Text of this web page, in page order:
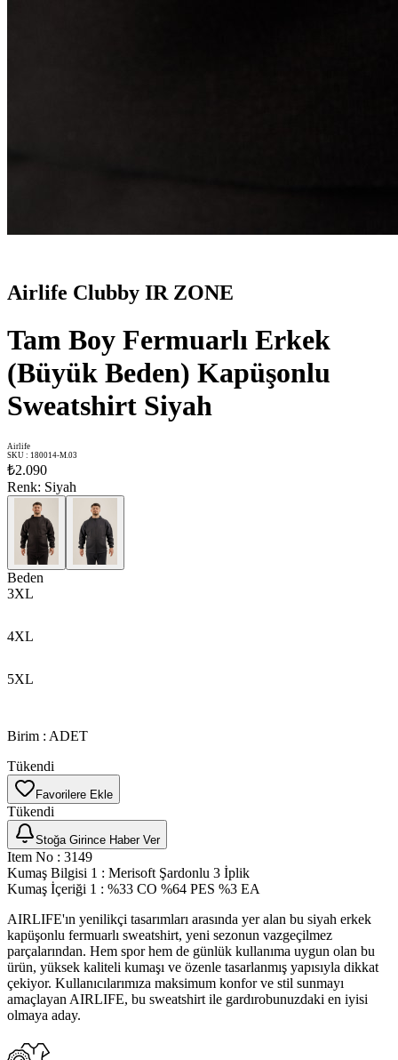
Airlife Clubby IR ZONE
Tam Boy Fermuarlı Erkek
(Büyük Beden) Kapüşonlu
Sweatshirt Siyah
Airlife
SKU : 180014-M.03
₺2.090
Renk: Siyah
Beden
3XL
4XL
5XL
Birim : ADET
Tükendi
Favorilere Ekle
Tükendi
Stoğa Girince Haber Ver
Item No : 3149
Kumaş Bilgisi 1 : Merisoft Şardonlu 3 İplik
Kumaş İçeriği 1 : %33 CO %64 PES %3 EA
AIRLIFE'ın yenilikçi tasarımları arasında yer alan bu siyah erkek
kapüşonlu fermuarlı sweatshirt, yeni sezonun vazgeçilmez
parçalarından. Hem spor hem de günlük kullanıma uygun olan bu
ürün, yüksek kaliteli kumaşı ve özenle tasarlanmış yapısıyla dikkat
çekiyor. Kullanıcılarımıza maksimum konfor ve stil sunmayı
amaçlayan AIRLIFE, bu sweatshirt ile gardırobunuzdaki en iyisi
olmaya aday.